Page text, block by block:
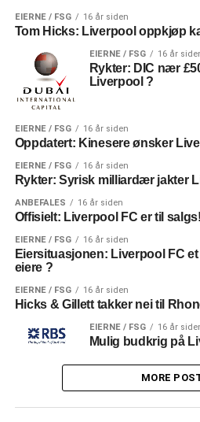
EIERNE / FSG 16 år siden
Tom Hicks: Liverpool oppkjøp
EIERNE / FSG 16 år
Rykter: DIC nær
Liverpool ?
EIERNE / FSG 16 år siden
Oppdatert: Kinesere ønsker
EIERNE / FSG 16 år siden
Rykter: Syrisk milliardær jakter
ANBEFALES 16 år siden
Offisielt: Liverpool FC er til salgs!
EIERNE / FSG 16 år siden
Eiersituasjonen: Liverpool FC
eiere ?
EIERNE / FSG 16 år siden
Hicks & Gillett takker nei til
EIERNE / FSG 16 år
Mulig budkrig på
MORE